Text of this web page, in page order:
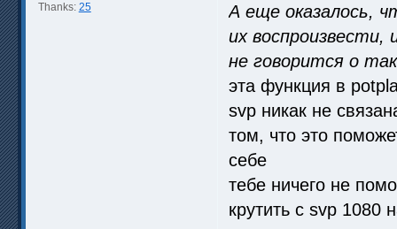
Thanks: 25
А еще оказалось,
их воспроизвести,
не говорится о
эта функция в
svp никак не
том, что это
себе
тебе ничего не
крутить с svp 1080